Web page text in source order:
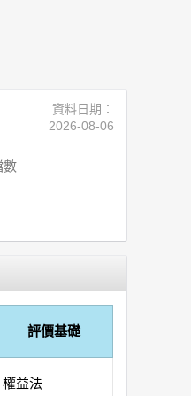
資料日期：
2026-08-06
數
評價基礎
權益法